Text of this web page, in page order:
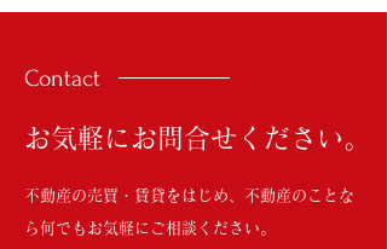
Contact
お気軽にお問合せください。
不動産の売買・賃貸をはじめ、不動産のことな
ら何でもお気軽にご相談ください。